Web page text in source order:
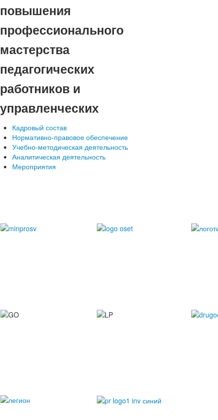
повышения
профессионального
мастерства
педагогических
работников и
управленческих
Кадровый состав
Нормативно-правовое обеспечение
Учебно-методическая деятельность
Аналитическая деятельность
Мероприятия